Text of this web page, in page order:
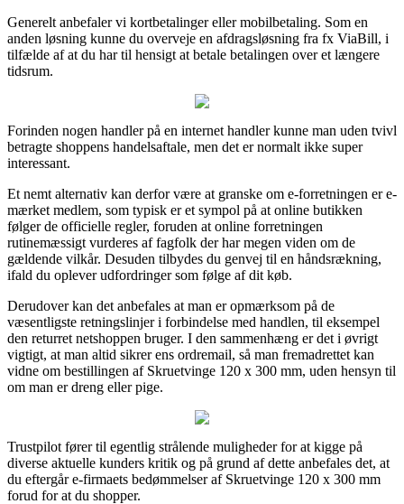
Generelt anbefaler vi kortbetalinger eller mobilbetaling. Som en
anden løsning kunne du overveje en afdragsløsning fra fx ViaBill, i
tilfælde af at du har til hensigt at betale betalingen over et længere
tidsrum.
Forinden nogen handler på en internet handler kunne man uden tvivl
betragte shoppens handelsaftale, men det er normalt ikke super
interessant.
Et nemt alternativ kan derfor være at granske om e-forretningen er e-
mærket medlem, som typisk er et sympol på at online butikken
følger de officielle regler, foruden at online forretningen
rutinemæssigt vurderes af fagfolk der har megen viden om de
gældende vilkår. Desuden tilbydes du genvej til en håndsrækning,
ifald du oplever udfordringer som følge af dit køb.
Derudover kan det anbefales at man er opmærksom på de
væsentligste retningslinjer i forbindelse med handlen, til eksempel
den returret netshoppen bruger. I den sammenhæng er det i øvrigt
vigtigt, at man altid sikrer ens ordremail, så man fremadrettet kan
vidne om bestillingen af Skruetvinge 120 x 300 mm, uden hensyn til
om man er dreng eller pige.
Trustpilot fører til egentlig strålende muligheder for at kigge på
diverse aktuelle kunders kritik og på grund af dette anbefales det, at
du eftergår e-firmaets bedømmelser af Skruetvinge 120 x 300 mm
forud for at du shopper.